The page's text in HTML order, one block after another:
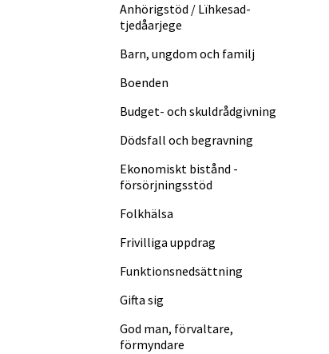
Anhörigstöd / Lïhkesad­
tjedåarjege
Barn, ungdom och familj
Boenden
Budget- och skuldråd­givning
Dödsfall och begravning
Ekonomiskt bistånd -
försörjningsstöd
Folkhälsa
Frivilliga uppdrag
Funktions­nedsättning
Gifta sig
God man, förvaltare,
förmyndare